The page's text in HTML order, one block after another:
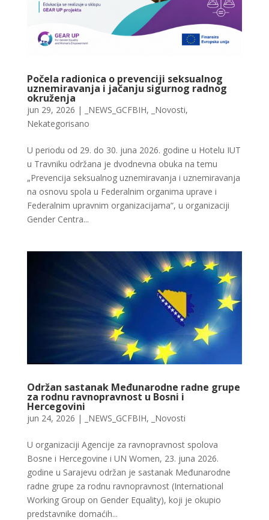
Počela radionica o prevenciji seksualnog
uznemiravanja i jačanju sigurnog radnog
okruženja
jun 29, 2026 | _NEWS_GCFBIH, _Novosti,
Nekategorisano
U periodu od 29. do 30. juna 2026. godine u Hotelu IUT
u Travniku održana je dvodnevna obuka na temu
„Prevencija seksualnog uznemiravanja i uznemiravanja
na osnovu spola u Federalnim organima uprave i
Federalnim upravnim organizacijama“, u organizaciji
Gender Centra...
Održan sastanak Međunarodne radne grupe
za rodnu ravnopravnost u Bosni i
Hercegovini
jun 24, 2026 | _NEWS_GCFBIH, _Novosti
U organizaciji Agencije za ravnopravnost spolova
Bosne i Hercegovine i UN Women, 23. juna 2026.
godine u Sarajevu održan je sastanak Međunarodne
radne grupe za rodnu ravnopravnost (International
Working Group on Gender Equality), koji je okupio
predstavnike domaćih...